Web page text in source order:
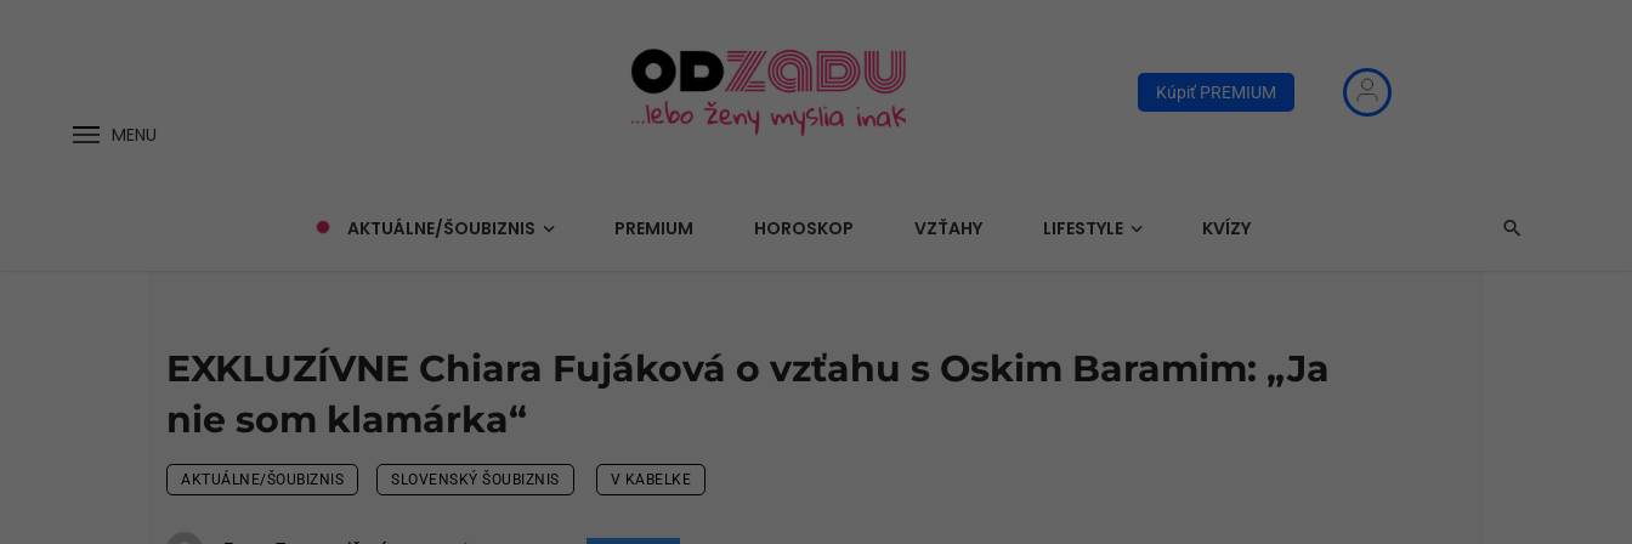
MENU
Kúpiť PREMIUM
AKTUÁLNE/ŠOUBIZNIS PREMIUM HOROSKOP VZŤAHY LIFESTYLE KVÍZY
EXKLUZÍVNE Chiara Fujáková o vzťahu s Oskim Baramim: „Ja
nie som klamárka“
AKTUÁLNE/ŠOUBIZNIS SLOVENSKÝ ŠOUBIZNIS V KABELKE